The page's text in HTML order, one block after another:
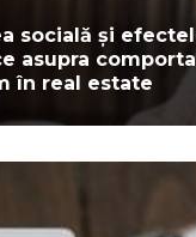
socială și
asupra
în real estate